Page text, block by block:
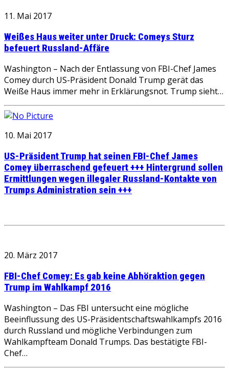
11. Mai 2017
Weißes Haus weiter unter Druck: Comeys Sturz
befeuert Russland-Affäre
Washington – Nach der Entlassung von FBI-Chef James
Comey durch US-Präsident Donald Trump gerät das
Weiße Haus immer mehr in Erklärungsnot. Trump sieht…
10. Mai 2017
US-Präsident Trump hat seinen FBI-Chef James
Comey überraschend gefeuert +++ Hintergrund sollen
Ermittlungen wegen illegaler Russland-Kontakte von
Trumps Administration sein +++
20. März 2017
FBI-Chef Comey: Es gab keine Abhöraktion gegen
Trump im Wahlkampf 2016
Washington – Das FBI untersucht eine mögliche
Beeinflussung des US-Präsidentschaftswahlkampfs 2016
durch Russland und mögliche Verbindungen zum
Wahlkampfteam Donald Trumps. Das bestätigte FBI-
Chef…